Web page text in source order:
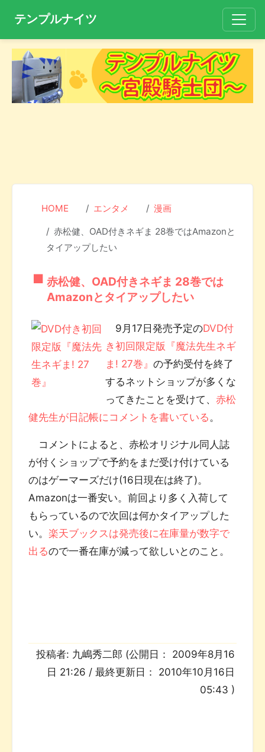
テンプルナイツ
HOME エンタメ 漫画
赤松健、OAD付きネギま 28巻ではAmazonと
タイアップしたい
赤松健、OAD付きネギま 28巻では
Amazonとタイアップしたい
9月17日発売予定のDVD付
き初回限定版『魔法先生ネギ
ま! 27巻』 の予約受付を終了
するネットショップが多くな
ってきたことを受けて、 赤松
健先生が日記帳にコメントを書いている 。
コメントによると、赤松オリジナル同人誌
が付くショップで予約をまだ受け付けている
のはゲーマーズだけ(16日現在は終了)。
Amazonは一番安い。前回より多く入荷して
もらっているので次回は何かタイアップした
い。 楽天ブックスは発売後に在庫量が数字で
出るので一番在庫が減って欲しいとのこと。
投稿者: 九嶋秀二郎 (公開日： 2009年8月16
日 21:26 / 最終更新日： 2010年10月16日
05:43 )